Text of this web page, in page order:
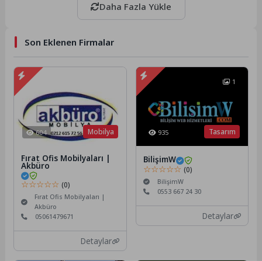
Daha Fazla Yükle
Son Eklenen Firmalar
Mobilya
604
Fırat Ofis Mobilyaları |
Akbüro
☆☆☆☆☆(0)
Fırat Ofis Mobilyaları |
Akbüro
05061479671
Detaylar
Tasarım
935
1
BilişimW
☆☆☆☆☆ (0)
BilişimW
0553 667 24 30
Detaylar